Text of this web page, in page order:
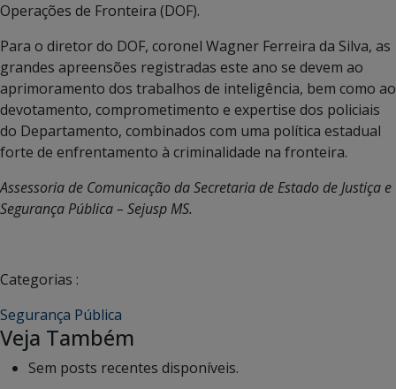
Operações de Fronteira (DOF).
Para o diretor do DOF, coronel Wagner Ferreira da Silva, as
grandes apreensões registradas este ano se devem ao
aprimoramento dos trabalhos de inteligência, bem como ao
devotamento, comprometimento e expertise dos policiais
do Departamento, combinados com uma política estadual
forte de enfrentamento à criminalidade na fronteira.
Assessoria de Comunicação da Secretaria de Estado de Justiça e
Segurança Pública – Sejusp MS.
Categorias :
Segurança Pública
Veja Também
Sem posts recentes disponíveis.